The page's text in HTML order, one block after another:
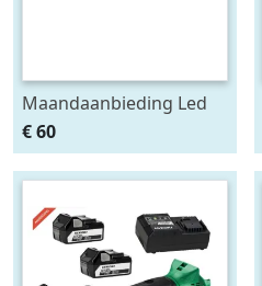
Maandaanbieding Led
achterlicht 12-24V links
m. breedtelamp
€ 60